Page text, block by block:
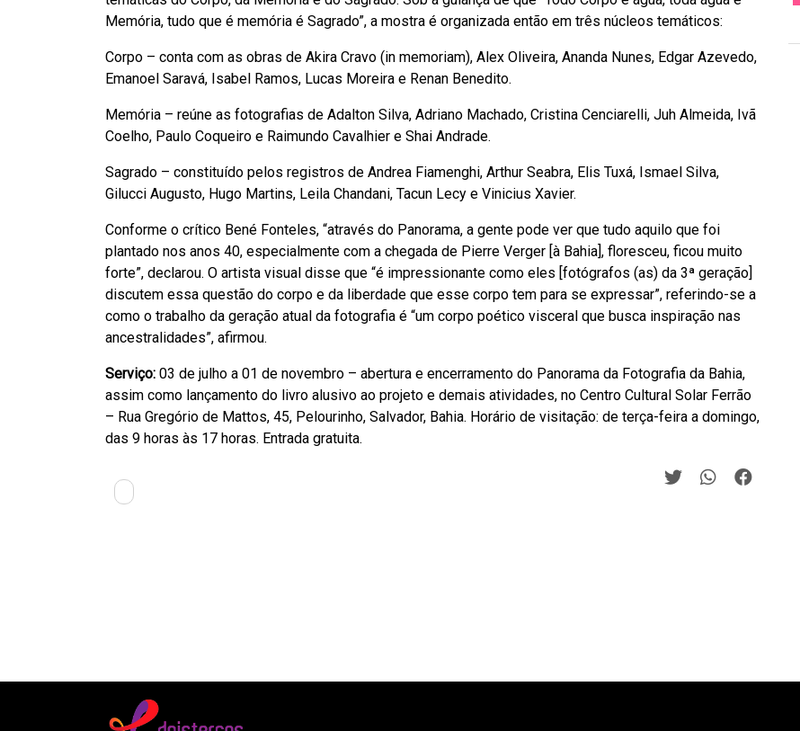
Memória, tudo que é memória é Sagrado”, a mostra é organizada então em três núcleos temáticos:
Corpo – conta com as obras de Akira Cravo (in memoriam), Alex Oliveira, Ananda Nunes, Edgar Azevedo,
Emanoel Saravá, Isabel Ramos, Lucas Moreira e Renan Benedito.
Memória – reúne as fotografias de Adalton Silva, Adriano Machado, Cristina Cenciarelli, Juh Almeida, Ivã
Coelho, Paulo Coqueiro e Raimundo Cavalhier e Shai Andrade.
Sagrado – constituído pelos registros de Andrea Fiamenghi, Arthur Seabra, Elis Tuxá, Ismael Silva,
Gilucci Augusto, Hugo Martins, Leila Chandani, Tacun Lecy e Vinicius Xavier.
Conforme o crítico Bené Fonteles, “através do Panorama, a gente pode ver que tudo aquilo que foi
plantado nos anos 40, especialmente com a chegada de Pierre Verger [à Bahia], floresceu, ficou muito
forte”, declarou. O artista visual disse que “é impressionante como eles [fotógrafos (as) da 3ª geração]
discutem essa questão do corpo e da liberdade que esse corpo tem para se expressar”, referindo-se a
como o trabalho da geração atual da fotografia é “um corpo poético visceral que busca inspiração nas
ancestralidades”, afirmou.
Serviço: 03 de julho a 01 de novembro – abertura e encerramento do Panorama da Fotografia da Bahia,
assim como lançamento do livro alusivo ao projeto e demais atividades, no Centro Cultural Solar Ferrão
– Rua Gregório de Mattos, 45, Pelourinho, Salvador, Bahia. Horário de visitação: de terça-feira a domingo,
das 9 horas às 17 horas. Entrada gratuita.